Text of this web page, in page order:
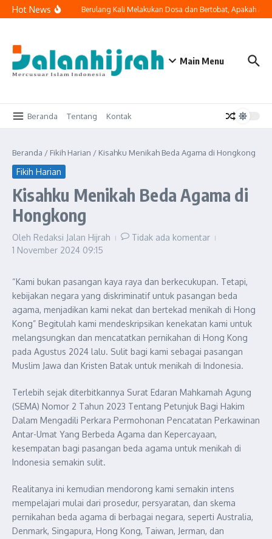
Lewati ke konten
Hot News
Ruang Keluarga Berulang Kali Melakukan Dosa dan Bertobat, Apakah
Main Menu
Beranda Tentang Kontak
Beranda / Fikih Harian / Kisahku Menikah Beda Agama di Hongkong
Fikih Harian
Kisahku Menikah Beda Agama di
Hongkong
Oleh Redaksi Jalan Hijrah
Tidak ada komentar
1 November 2024 09:15
“Kami bukan pasangan kaya raya dan berkecukupan. Tetapi,
kebijakan negara yang diskriminatif untuk pasangan beda
agama, menjadikan kami nekat dan bertekad menikah di Hong
Kong” Begitulah kami mendeskripsikan kenekatan kami untuk
melangsungkan dan mencatatkan pernikahan di Hong Kong
pada Agustus 2024 lalu. Sulit bagi kami sebagai pasangan
Muslim Jawa dan Kristen Batak untuk menikah di Indonesia.
Terlebih sejak diterbitkannya Surat Edaran Mahkamah Agung
(SEMA) Nomor 2 Tahun 2023 Tentang Petunjuk Bagi Hakim
Dalam Mengadili Perkara Permohonan Pencatatan Perkawinan
Antar-Umat Yang Berbeda Agama dan Kepercayaan,
kesempatan bagi pasangan beda agama untuk menikah di
Indonesia semakin sulit.
Realitanya ini kemudian mendorong kami semakin intens
mempelajari mulai dari prosedur, persyaratan, dan skema
pernikahan beda agama di berbagai negara, seperti Australia,
Denmark, Singapura, Hong Kong, Taiwan, Jerman, dan